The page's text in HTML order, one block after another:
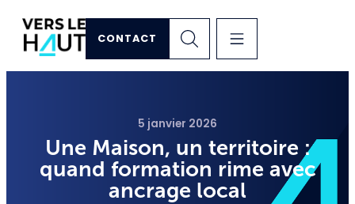
CONTACT
5 janvier 2026
Une Maison, un territoire :
quand formation rime avec
ancrage local